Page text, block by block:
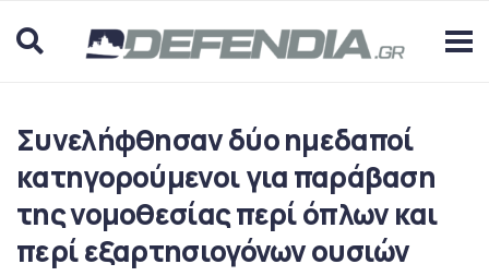
Συνελήφθησαν δύο ημεδαποί
κατηγορούμενοι για παράβαση
της νομοθεσίας περί όπλων και
περί εξαρτησιογόνων ουσιών